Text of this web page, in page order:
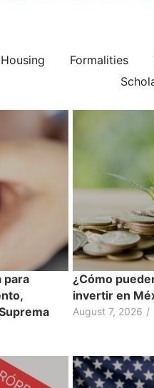
Housing Formalities
para
¿Cómo
invertir en
August 7, 2026 /